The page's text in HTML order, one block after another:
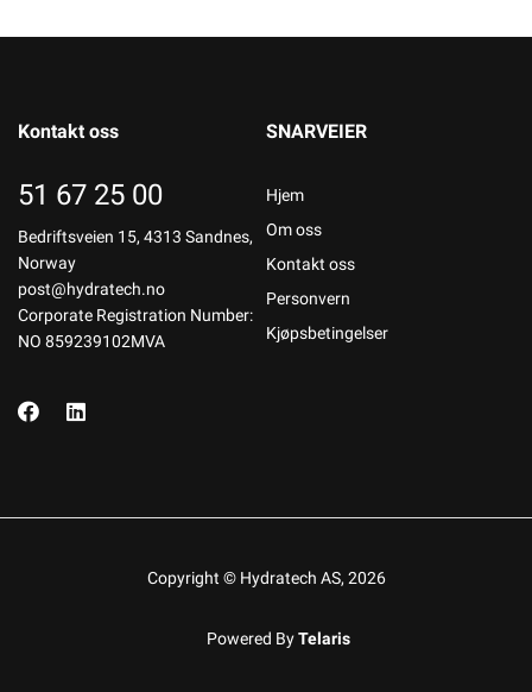
Kontakt oss
51 67 25 00
Bedriftsveien 15, 4313 Sandnes,
Norway
post@hydratech.no
Corporate Registration Number:
NO 859239102MVA
SNARVEIER
Hjem
Om oss
Kontakt oss
Personvern
Kjøpsbetingelser
Copyright © Hydratech AS, 2026
Powered ByTelaris